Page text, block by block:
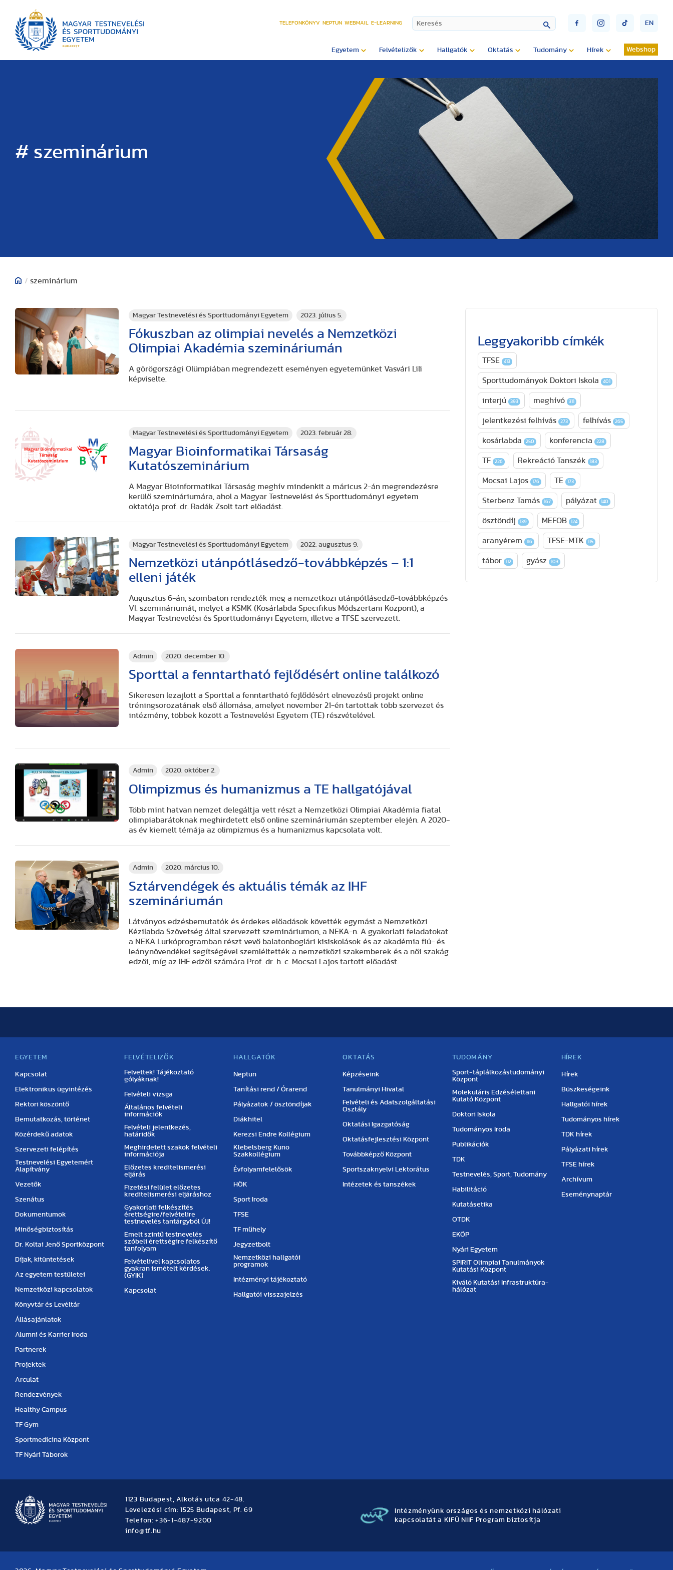
TELEFONKÖNYV NEPTUN WEBMAIL E-LEARNING EN
Egyetem Felvételizők Hallgatók Oktatás Tudomány Hírek Webshop
# szeminárium
/ szeminárium
Magyar Testnevelési és Sporttudományi Egyetem 2023. július 5.
Fókuszban az olimpiai nevelés a Nemzetközi
Olimpiai Akadémia szemináriumán
A görögországi Olümpiában megrendezett eseményen egyetemünket Vasvári Lili
képviselte.
Magyar Testnevelési és Sporttudományi Egyetem 2023. február 28.
Magyar Bioinformatikai Társaság
Kutatószeminárium
A Magyar Bioinformatikai Társaság meghív mindenkit a máricus 2-án megrendezésre
kerülő szemináriumára, ahol a Magyar Testnevelési és Sporttudományi egyetem
oktatója prof. dr. Radák Zsolt tart előadást.
Magyar Testnevelési és Sporttudományi Egyetem 2022. augusztus 9.
Nemzetközi utánpótlásedző-továbbképzés – 1:1
elleni játék
Augusztus 6-án, szombaton rendezték meg a nemzetközi utánpótlásedző-továbbképzés
VI. szemináriumát, melyet a KSMK (Kosárlabda Specifikus Módszertani Központ), a
Magyar Testnevelési és Sporttudományi Egyetem, illetve a TFSE szervezett.
Admin 2020. december 10.
Sporttal a fenntartható fejlődésért online találkozó
Sikeresen lezajlott a Sporttal a fenntartható fejlődésért elnevezésű projekt online
tréningsorozatának első állomása, amelyet november 21-én tartottak több szervezet és
intézmény, többek között a Testnevelési Egyetem (TE) részvételével.
Admin 2020. október 2.
Olimpizmus és humanizmus a TE hallgatójával
Több mint hatvan nemzet delegáltja vett részt a Nemzetközi Olimpiai Akadémia fiatal
olimpiabarátoknak meghirdetett első online szemináriumán szeptember elején. A 2020-
as év kiemelt témája az olimpizmus és a humanizmus kapcsolata volt.
Admin 2020. március 10.
Sztárvendégek és aktuális témák az IHF
szemináriumán
Látványos edzésbemutatók és érdekes előadások követték egymást a Nemzetközi
Kézilabda Szövetség által szervezett szemináriumon, a NEKA-n. A gyakorlati feladatokat
a NEKA Lurkóprogramban részt vevő balatonboglári kisiskolások és az akadémia fiú- és
leánynövendékei segítségével szemléltették a nemzetközi szakemberek és a női szakág
edzői, míg az IHF edzői számára Prof. dr. h. c. Mocsai Lajos tartott előadást.
Leggyakoribb címkék
TFSE 413
Sporttudományok Doktori Iskola 401
interjú 393 meghívó 311
jelentkezési felhívás 273 felhívás 265
kosárlabda 250 konferencia 228
TF 226 Rekreáció Tanszék 183
Mocsai Lajos 176 TE 173
Sterbenz Tamás 167 pályázat 140
ösztöndíj 139 MEFOB 124
aranyérem 116 TFSE-MTK 115
tábor 112 gyász 103
EGYETEM
Kapcsolat
Elektronikus ügyintézés
Rektori köszöntő
Bemutatkozás, történet
Közérdekű adatok
Szervezeti felépítés
Testnevelési Egyetemért
Alapítvány
Vezetők
Szenátus
Dokumentumok
Minőségbiztosítás
Dr. Koltai Jenő Sportközpont
Díjak, kitüntetések
Az egyetem testületei
Nemzetközi kapcsolatok
Könyvtár és Levéltár
Állásajánlatok
Alumni és Karrier Iroda
Partnerek
Projektek
Arculat
Rendezvények
Healthy Campus
TF Gym
Sportmedicina Központ
TF Nyári Táborok
FELVÉTELIZŐK
Felvettek! Tájékoztató
gólyáknak!
Felvételi vizsga
Általános felvételi
információk
Felvételi jelentkezés,
határidők
Meghirdetett szakok felvételi
információja
Előzetes kreditelismerési
eljárás
Fizetési felület előzetes
kreditelismerési eljáráshoz
Gyakorlati felkészítés
érettségire/felvételire
testnevelés tantárgyból ÚJ!
Emelt szintű testnevelés
szóbeli érettségire felkészítő
tanfolyam
Felvételivel kapcsolatos
gyakran ismételt kérdések.
(GYIK)
Kapcsolat
HALLGATÓK
Neptun
Tanítási rend / Órarend
Pályázatok / ösztöndíjak
Diákhitel
Kerezsi Endre Kollégium
Klebelsberg Kuno
Szakkollégium
Évfolyamfelelősök
HÖK
Sport Iroda
TFSE
TF műhely
Jegyzetbolt
Nemzetközi hallgatói
programok
Intézményi tájékoztató
Hallgatói visszajelzés
OKTATÁS
Képzéseink
Tanulmányi Hivatal
Felvételi és Adatszolgáltatási
Osztály
Oktatási Igazgatóság
Oktatásfejlesztési Központ
Továbbképző Központ
Sportszaknyelvi Lektorátus
Intézetek és tanszékek
TUDOMÁNY
Sport-táplálkozástudományi
Központ
Molekuláris Edzésélettani
Kutató Központ
Doktori Iskola
Tudományos Iroda
Publikációk
TDK
Testnevelés, Sport, Tudomány
Habilitáció
Kutatásetika
OTDK
EKÖP
Nyári Egyetem
SPIRIT Olimpiai Tanulmányok
Kutatási Központ
Kiváló Kutatási Infrastruktúra-
hálózat
HÍREK
Hírek
Büszkeségeink
Hallgatói hírek
Tudományos hírek
TDK hírek
Pályázati hírek
TFSE hírek
Archívum
Eseménynaptár
1123 Budapest, Alkotás utca 42-48.
Levelezési cím: 1525 Budapest, Pf. 69
Telefon: +36-1-487-9200
info@tf.hu
Intézményünk országos és nemzetközi hálózati
kapcsolatát a KIFÜ NIIF Program biztosítja